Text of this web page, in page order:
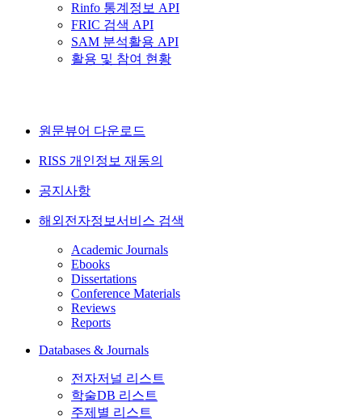
Rinfo 통계정보 API
FRIC 검색 API
SAM 분석활용 API
활용 및 참여 현황
원문뷰어 다운로드
RISS 개인정보 재동의
공지사항
해외전자정보서비스 검색
Academic Journals
Ebooks
Dissertations
Conference Materials
Reviews
Reports
Databases & Journals
전자저널 리스트
학술DB 리스트
주제별 리스트